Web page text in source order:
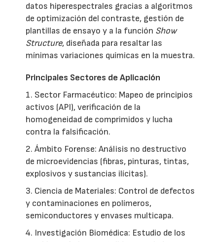
datos hiperespectrales gracias a algoritmos
de optimización del contraste, gestión de
plantillas de ensayo y a la función Show
Structure, diseñada para resaltar las
mínimas variaciones químicas en la muestra.
Principales Sectores de Aplicación
1. Sector Farmacéutico: Mapeo de principios
activos (API), verificación de la
homogeneidad de comprimidos y lucha
contra la falsificación.
2. Ámbito Forense: Análisis no destructivo
de microevidencias (fibras, pinturas, tintas,
explosivos y sustancias ilícitas).
3. Ciencia de Materiales: Control de defectos
y contaminaciones en polímeros,
semiconductores y envases multicapa.
4. Investigación Biomédica: Estudio de los